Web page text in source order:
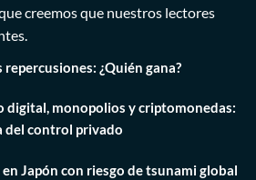
creemos que nuestros lectores
repercusiones: ¿Quién gana?
digital, monopolios y criptomonedas:
del control privado
Japón con riesgo de tsunami global